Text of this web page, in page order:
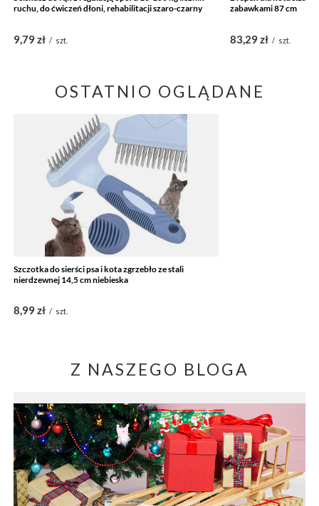
ruchu, do ćwiczeń dłoni, rehabilitacji szaro-czarny
9,79 zł / szt.
zabawkami 87 cm
83,29 zł / szt.
OSTATNIO OGLĄDANE
Szczotka do sierści psa i kota zgrzebło ze stali
nierdzewnej 14,5 cm niebieska
8,99 zł / szt.
Z NASZEGO BLOGA